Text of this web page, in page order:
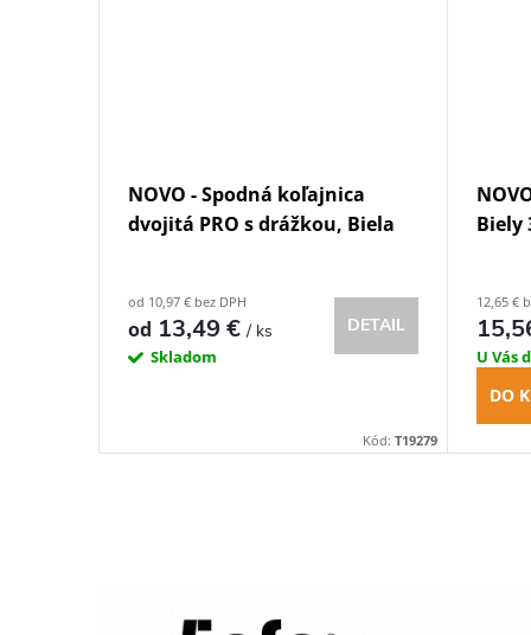
NOVO - Spodná koľajnica
dvojitá PRO s drážkou, Biela
od 10,97 € bez DPH
od 13,49 €/ ks
Skladom
DETAIL
Kód:T19279
Biely
12,65 €
U Vás
DO